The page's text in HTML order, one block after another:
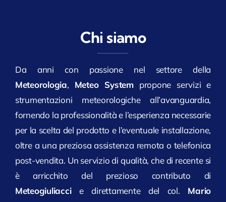
Chi siamo
Da anni con passione nel settore della
Meteorologia, Meteo Systempropone servizi e
strumentazioni meteorologiche all’avanguardia,
fornendo la professionalità e l’esperienza necessarie
per la scelta del prodotto e l’eventuale installazione,
oltre a una preziosa assistenza remota o telefonica
post-vendita. Un servizio di qualità, che di recente si
è arricchito del prezioso contributo di
Meteogiuliaccie direttamente del col. Mario